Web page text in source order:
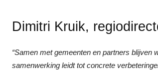
Dimitri Kruik,
“Samen met gemeenten en partners blijven
samenwerking leidt tot concrete